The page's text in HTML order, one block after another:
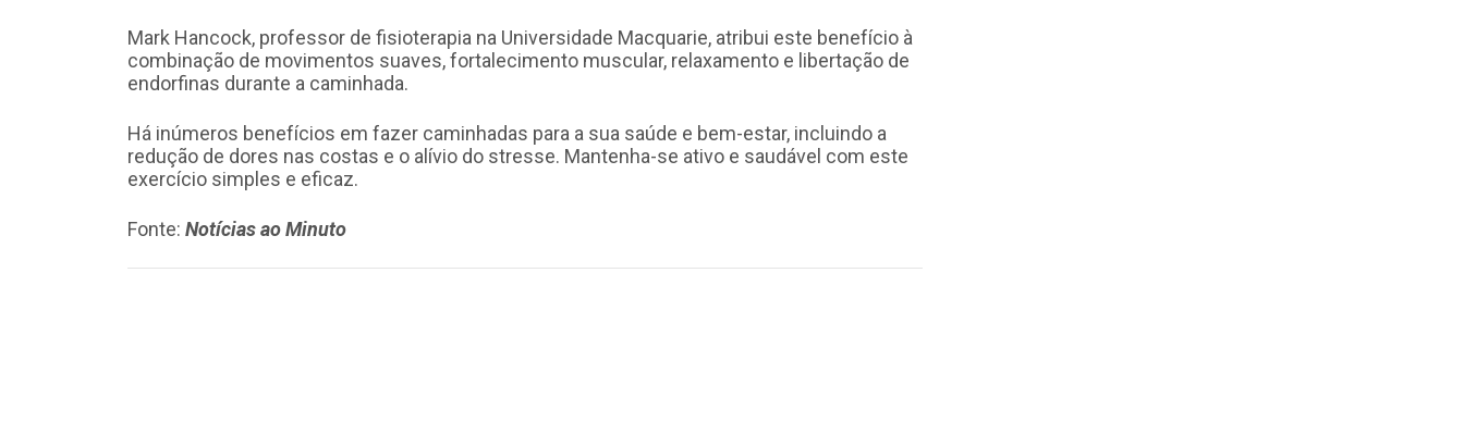
Mark Hancock, professor de fisioterapia na Universidade Macquarie, atribui este benefício à
combinação de movimentos suaves, fortalecimento muscular, relaxamento e libertação de
endorfinas durante a caminhada.
Há inúmeros benefícios em fazer caminhadas para a sua saúde e bem-estar, incluindo a
redução de dores nas costas e o alívio do stresse. Mantenha-se ativo e saudável com este
exercício simples e eficaz.
Fonte: Notícias ao Minuto